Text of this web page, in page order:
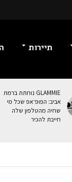
תיירות
GLAMMIE נוחתת ברמת
אביב: הפופ־אפ שכל מי
שחיה מהטלפון שלה
חייבת להכיר